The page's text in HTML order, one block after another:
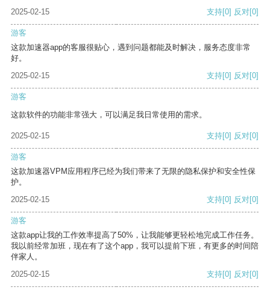
2025-02-15
支持[0] 反对[0]
游客
这款加速器app的客服很贴心，遇到问题都能及时解决，服务态度非常
好。
2025-02-15
支持[0] 反对[0]
游客
这款软件的功能非常强大，可以满足我日常使用的需求。
2025-02-15 支持[0] 反对[0]
游客
这款加速器VPM应用程序已经为我们带来了无限的隐私保护和安全性保
护。
2025-02-15
支持[0] 反对[0]
游客
这款app让我的工作效率提高了50%，让我能够更轻松地完成工作任务。
我以前经常加班，现在有了这个app，我可以提前下班，有更多的时间陪
伴家人。
2025-02-15
支持[0] 反对[0]